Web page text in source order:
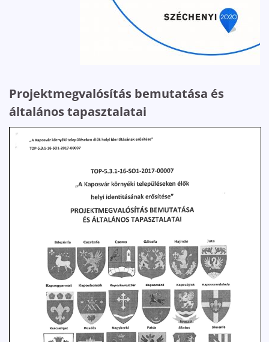
Projektmegvalósítás bemutatása és
általános tapasztalatai